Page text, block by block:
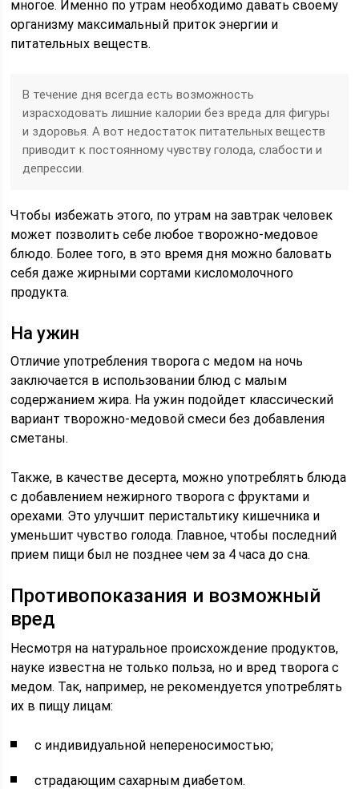
многое. Именно по утрам необходимо давать своему
организму максимальный приток энергии и
питательных веществ.
В течение дня всегда есть возможность
израсходовать лишние калории без вреда для фигуры
и здоровья. А вот недостаток питательных веществ
приводит к постоянному чувству голода, слабости и
депрессии.
Чтобы избежать этого, по утрам на завтрак человек
может позволить себе любое творожно-медовое
блюдо. Более того, в это время дня можно баловать
себя даже жирными сортами кисломолочного
продукта.
На ужин
Отличие употребления творога с медом на ночь
заключается в использовании блюд с малым
содержанием жира. На ужин подойдет классический
вариант творожно-медовой смеси без добавления
сметаны.
Также, в качестве десерта, можно употреблять блюда
с добавлением нежирного творога с фруктами и
орехами. Это улучшит перистальтику кишечника и
уменьшит чувство голода. Главное, чтобы последний
прием пищи был не позднее чем за 4 часа до сна.
Противопоказания и возможный
вред
Несмотря на натуральное происхождение продуктов,
науке известна не только польза, но и вред творога с
медом. Так, например, не рекомендуется употреблять
их в пищу лицам:
с индивидуальной непереносимостью;
страдающим сахарным диабетом.